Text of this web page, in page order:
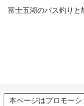
富士五湖のバス釣りと
本ページはプロモー